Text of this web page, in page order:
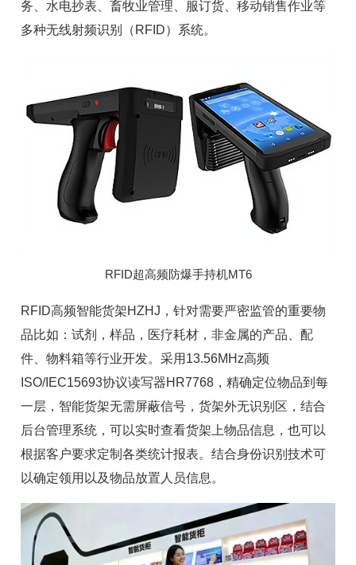
务、水电抄表、畜牧业管理、服订货、移动销售作业等
多种无线射频识别（ RFID）系统。
RFID超高频防爆手持机MT6
RFID高频智能货架HZHJ，针对需要严密监管的重要物
品比如：试剂，样品， 医疗耗材 ，非金属的产品、配
件、物料箱等行业开发。采用13.56MHz高频
ISO/IEC15693协议读写器HR7768，精确定位物品到每
一层，智能货架无需屏蔽信号，货架外无识别区，结合
后台管理系统，可以实时查看货架上物品信息，也可以
根据客户要求定制各类统计报表。结合身份识别技术可
以确定领用以及物品放置人员信息。